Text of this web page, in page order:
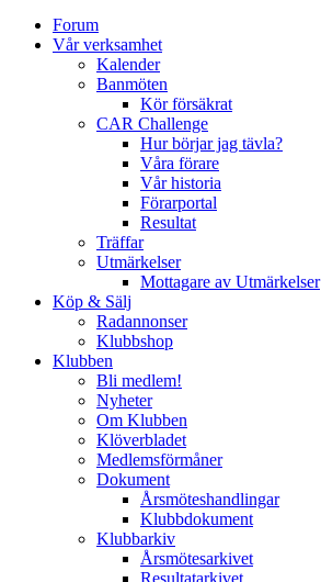
Forum
Vår verksamhet
Kalender
Banmöten
Kör försäkrat
CAR Challenge
Hur börjar jag tävla?
Våra förare
Vår historia
Förarportal
Resultat
Träffar
Utmärkelser
Mottagare av Utmärkelser
Köp & Sälj
Radannonser
Klubbshop
Klubben
Bli medlem!
Nyheter
Om Klubben
Klöverbladet
Medlemsförmåner
Dokument
Årsmöteshandlingar
Klubbdokument
Klubbarkiv
Årsmötesarkivet
Resultatarkivet